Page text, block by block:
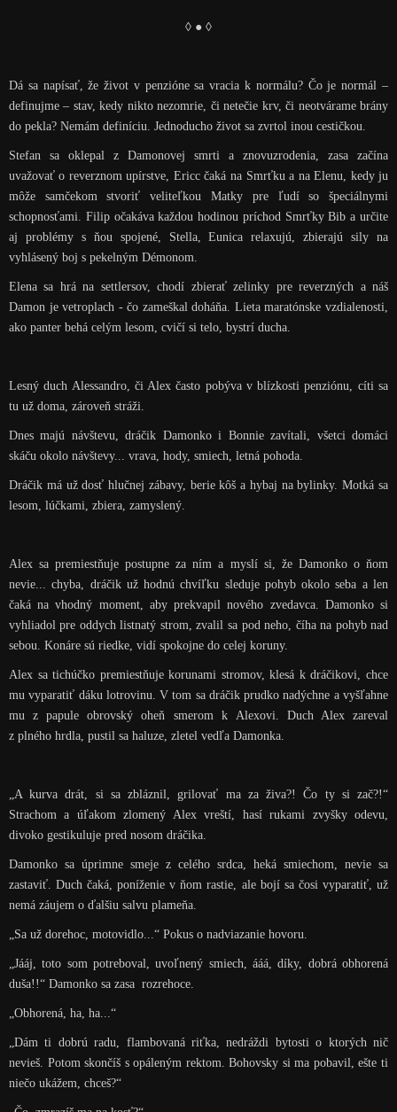
◊ ● ◊
Dá sa napísať, že život v penzióne sa vracia k normálu? Čo je normál –
definujme – stav, kedy nikto nezomrie, či netečie krv, či neotvárame brány
do pekla? Nemám definíciu. Jednoducho život sa zvrtol inou cestičkou.
Stefan sa oklepal z Damonovej smrti a znovuzrodenia, zasa začína
uvažovať o reverznom upírstve, Ericc čaká na Smrťku a na Elenu, kedy ju
môže samčekom stvoriť veliteľkou Matky pre ľudí so špeciálnymi
schopnosťami. Filip očakáva každou hodinou príchod Smrťky Bib a určite
aj problémy s ňou spojené, Stella, Eunica relaxujú, zbierajú sily na
vyhlásený boj s pekelným Démonom.
Elena sa hrá na settlersov, chodí zbierať zelinky pre reverzných a náš
Damon je vetroplach - čo zameškal doháňa. Lieta maratónske vzdialenosti,
ako panter behá celým lesom, cvičí si telo, bystrí ducha.
Lesný duch Alessandro, či Alex často pobýva v blízkosti penziónu, cíti sa
tu už doma, zároveň stráži.
Dnes majú návštevu, dráčik Damonko i Bonnie zavítali, všetci domáci
skáču okolo návštevy... vrava, hody, smiech, letná pohoda.
Dráčik má už dosť hlučnej zábavy, berie kôš a hybaj na bylinky. Motká sa
lesom, lúčkami, zbiera, zamyslený.
Alex sa premiestňuje postupne za ním a myslí si, že Damonko o ňom
nevie... chyba, dráčik už hodnú chvíľku sleduje pohyb okolo seba a len
čaká na vhodný moment, aby prekvapil nového zvedavca. Damonko si
vyhliadol pre oddych listnatý strom, zvalil sa pod neho, číha na pohyb nad
sebou. Konáre sú riedke, vidí spokojne do celej koruny.
Alex sa tichúčko premiestňuje korunami stromov, klesá k dráčikovi, chce
mu vyparatiť dáku lotrovinu. V tom sa dráčik prudko nadýchne a vyšľahne
mu z papule obrovský oheň smerom k Alexovi. Duch Alex zareval
z plného hrdla, pustil sa haluze, zletel vedľa Damonka.
„A kurva drát, si sa zbláznil, grilovať ma za živa?! Čo ty si zač?!“
Strachom a úľakom zlomený Alex vreští, hasí rukami zvyšky odevu,
divoko gestikuluje pred nosom dráčika.
Damonko sa úprimne smeje z celého srdca, heká smiechom, nevie sa
zastaviť. Duch čaká, poníženie v ňom rastie, ale bojí sa čosi vyparatiť, už
nemá záujem o ďalšiu salvu plameňa.
„Sa už dorehoc, motovidlo...“ Pokus o nadviazanie hovoru.
„Jááj, toto som potreboval, uvoľnený smiech, ááá, díky, dobrá obhorená
duša!!“ Damonko sa zasa rozrehoce.
„Obhorená, ha, ha...“
„Dám ti dobrú radu, flambovaná riťka, nedráždi bytosti o ktorých nič
nevieš. Potom skončíš s opáleným rektom. Bohovsky si ma pobavil, ešte ti
niečo ukážem, chceš?“